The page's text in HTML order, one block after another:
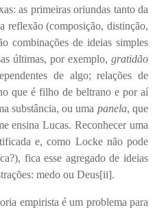
as primeiras oriundas tanto da
reflexão (composição, distinção,
combinações de ideias simples
últimas, por exemplo, gratidão
de algo; relações de
que é filho de beltrano e por aí
substância, ou uma panela, que
ensina Lucas. Reconhecer uma
e, como Locke não pode
fica esse agregado de ideias
medo ou Deus[ii].
empirista é um problema para